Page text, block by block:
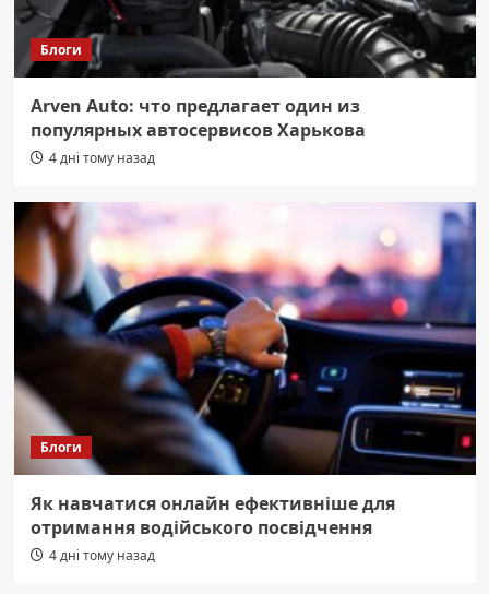
Блоги
Arven Auto: что предлагает один из
популярных автосервисов Харькова
4 дні тому назад
Блоги
Як навчатися онлайн ефективніше для
отримання водійського посвідчення
4 дні тому назад